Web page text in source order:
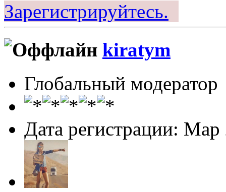
Зарегистрируйтесь.
kiratym
Глобальный модератор
Дата регистрации: Мар